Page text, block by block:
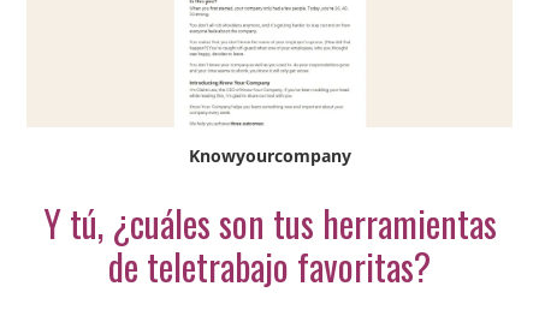
Knowyourcompany
Y tú, ¿cuáles son tus herramientas
de teletrabajo favoritas?